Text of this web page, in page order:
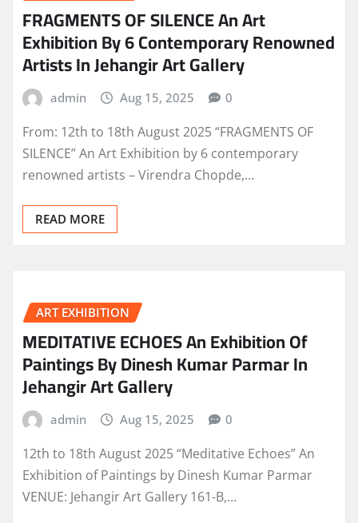
FRAGMENTS OF SILENCE An Art
Exhibition By 6 Contemporary Renowned
Artists In Jehangir Art Gallery
admin Aug 15, 2025 0
From: 12th to 18th August 2025 “FRAGMENTS OF
SILENCE” An Art Exhibition by 6 contemporary
renowned artists – Virendra Chopde,…
READ MORE
ART EXHIBITION
MEDITATIVE ECHOES An Exhibition Of
Paintings By Dinesh Kumar Parmar In
Jehangir Art Gallery
admin Aug 15, 2025 0
12th to 18th August 2025 “Meditative Echoes” An
Exhibition of Paintings by Dinesh Kumar Parmar
VENUE: Jehangir Art Gallery 161-B,…